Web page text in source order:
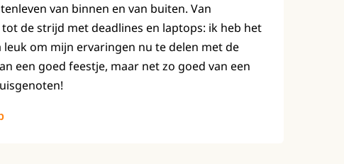
van binnen en van buiten. Van
de strijd met deadlines en laptops: ik heb het
om mijn ervaringen nu te delen met de
een goed feestje, maar net zo goed van een